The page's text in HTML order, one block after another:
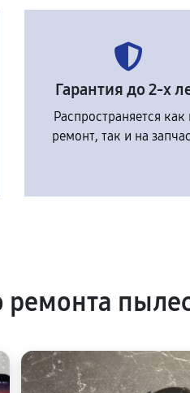
Гарантия до 2-х
Распространяется как
ремонт, так и на